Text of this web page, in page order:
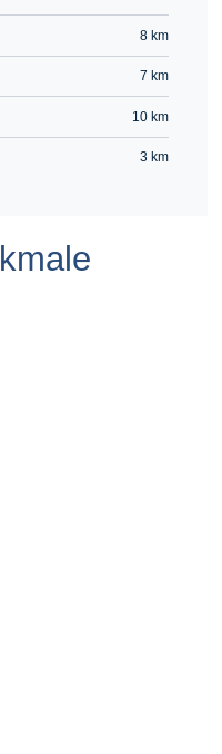
8 km
7 km
10 km
3 km